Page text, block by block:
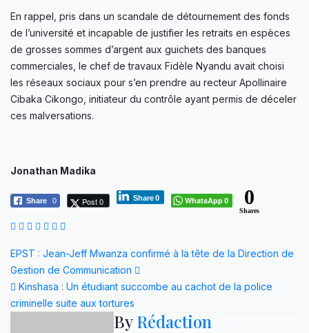
En rappel, pris dans un scandale de détournement des fonds
de l’université et incapable de justifier les retraits en espèces
de grosses sommes d’argent aux guichets des banques
commerciales, le chef de travaux Fidèle Nyandu avait choisi
les réseaux sociaux pour s’en prendre au recteur Apollinaire
Cibaka Cikongo, initiateur du contrôle ayant permis de déceler
ces malversations.
Jonathan Madika
Share 0 Post 0 Share0 WhatsApp0 0
Shares
Navigation
de
l’article
EPST : Jean-Jeff Mwanza confirmé à la tête de la Direction de
Gestion de Communication
Kinshasa : Un étudiant succombe au cachot de la police
criminelle suite aux tortures
ByRédaction